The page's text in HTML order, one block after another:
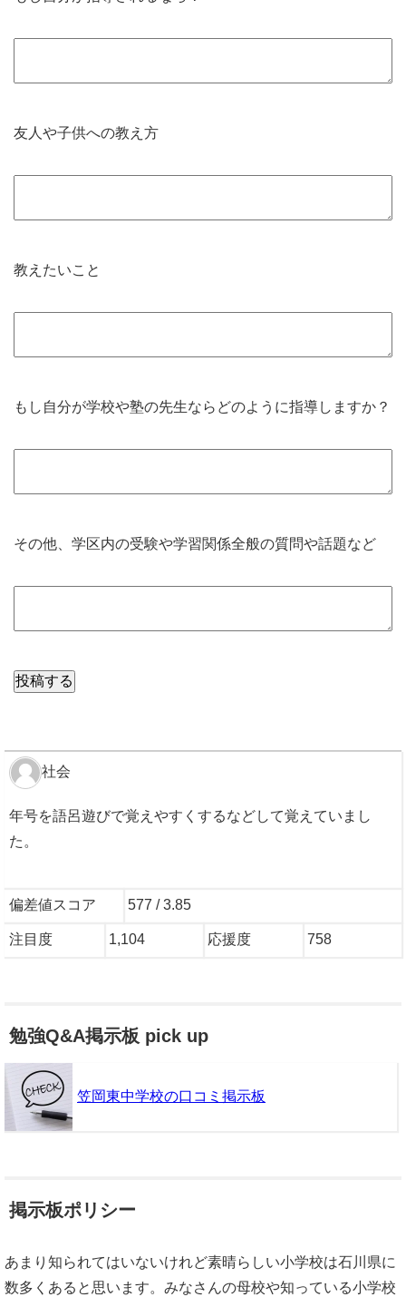
友人や子供への教え方
教えたいこと
もし自分が学校や塾の先生ならどのように指導しますか？
その他、学区内の受験や学習関係全般の質問や話題など
社会
年号を語呂遊びで覚えやすくするなどして覚えていまし
た。
偏差値スコア 577 / 3.85
注目度 1,104 応援度 758
勉強Q&A掲示板 pick up
笠岡東中学校の口コミ掲示板
掲示板ポリシー
あまり知られてはいないけれど素晴らしい小学校は石川県に
数多くあると思います。みなさんの母校や知っている小学校